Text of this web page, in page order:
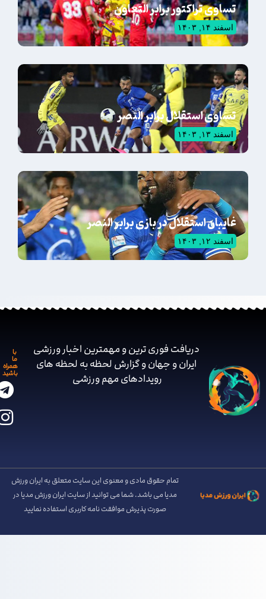
تساوی تراکتور برابر التعاون
اسفند ۱۴, ۱۴۰۳
تساوی استقلال برابر النصر
اسفند ۱۳, ۱۴۰۳
غایبان استقلال در بازی برابر النصر
اسفند ۱۲, ۱۴۰۳
دریافت فوری ترین و مهمترین اخبار ورزشی
ایران و جهان و گزارش لحظه به لحظه های
رویدادهای مهم ‌ورزشی
همراه
باشید
تمام حقوق مادی و معنوی این سایت متعلق به ایران ورزش
مدیا می باشد. شما می توانید از سایت ایران ورزش مدیا در
صورت پذیرش موافقت نامه کاربری استفاده نمایید